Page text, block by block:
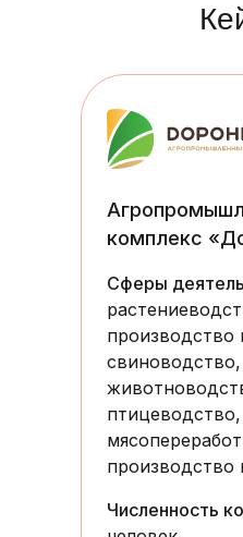
Численность
Сферы
производство
птицеводство,
производство
комплекс